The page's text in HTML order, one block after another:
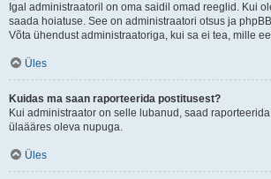
Igal administraatoril on oma saidil omad reeglid. Kui
saada hoiatuse. See on administraatori otsus ja
Võta ühendust administraatoriga, kui sa ei tea, mille
Üles
Kuidas ma saan raporteerida postitusest?
Kui administraator on selle lubanud, saad
ülaääres oleva nupuga.
Üles